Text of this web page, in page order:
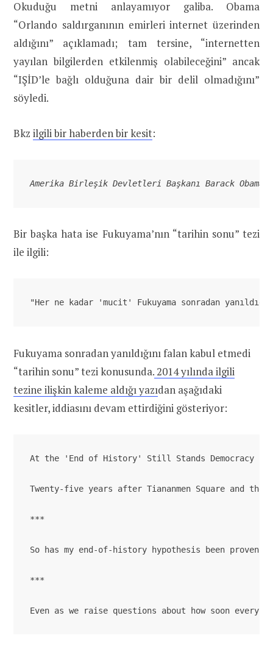
Okuduğu metni anlayamıyor galiba. Obama
“Orlando saldırganının emirleri internet üzerinden
aldığını” açıklamadı; tam tersine, “internetten
yayılan bilgilerden etkilenmiş olabileceğini” ancak
“IŞİD’le bağlı olduğuna dair bir delil olmadığını”
söyledi.
Bkz ilgili bir haberden bir kesit:
Amerika Birleşik Devletleri Başkanı Barack
Bir başka hata ise Fukuyama’nın “tarihin sonu” tezi
ile ilgili:
"Her ne kadar 'mucit' Fukuyama sonradan
Fukuyama sonradan yanıldığını falan kabul etmedi
“tarihin sonu” tezi konusunda. 2014 yılında ilgili
tezine ilişkin kaleme aldığı yazıdan aşağıdaki
kesitler, iddiasını devam ettirdiğini gösteriyor:
At the 'End of History' Still Stands Democracy
Twenty-five years after Tiananmen Square and
***
So has my end-of-history hypothesis been
***
Even as we raise questions about how soon